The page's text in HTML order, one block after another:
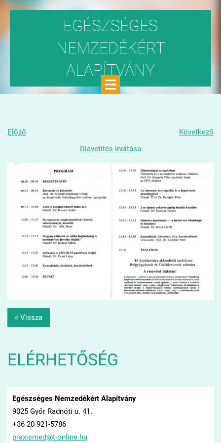
EGÉSZSÉGES
NEMZEDÉKÉRT
ALAPÍTVÁNY
Előző
Következő
Diavetítés indítása
« Vissza
ELÉRHETŐSÉG
Egészséges Nemzedékért Alapítvány
9025 Győr Radnóti u. 41.
+36 20 921-5786
praxismed@t-online.hu